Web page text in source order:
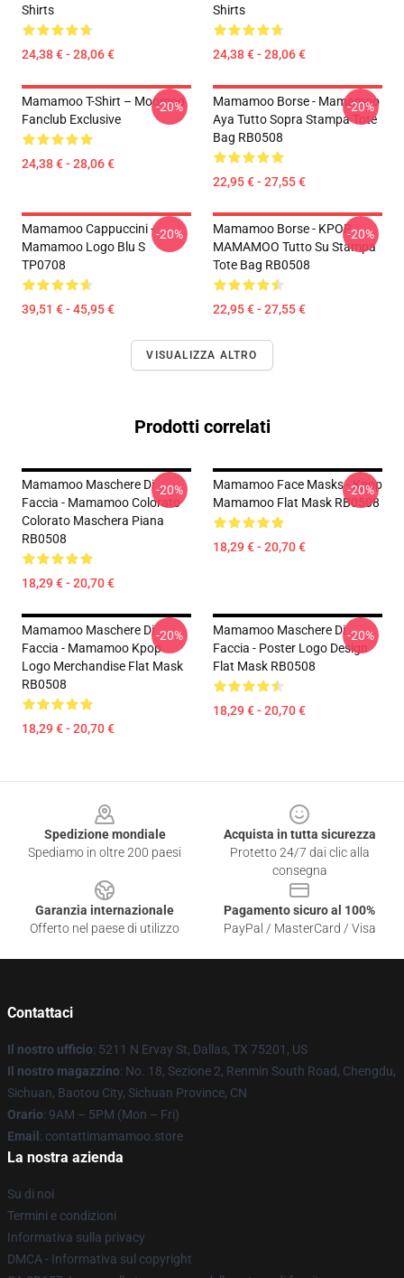
Shirts
24,38 € - 28,06 €
Shirts
24,38 € - 28,06 €
Mamamoo T-Shirt – Moomoo
Fanclub Exclusive
24,38 € - 28,06 €
-20%
Mamamoo Borse - Mamamoo
Aya Tutto Sopra Stampa Tote
Bag RB0508
22,95 € - 27,55 €
-20%
Mamamoo Cappuccini -
Mamamoo Logo Blu S
TP0708
39,51 € - 45,95 €
-20%
Mamamoo Borse - KPOP
MAMAMOO Tutto Su Stampa
Tote Bag RB0508
22,95 € - 27,55 €
-20%
VISUALIZZA ALTRO
Prodotti correlati
Mamamoo Maschere Di
Faccia - Mamamoo Colorato
Colorato Maschera Piana
RB0508
18,29 € - 20,70 €
-20%
Mamamoo Face Masks - Kpop
Mamamoo Flat Mask RB0508
18,29 € - 20,70 €
-20%
Mamamoo Maschere Di
Faccia - Mamamoo Kpop
Logo Merchandise Flat Mask
RB0508
18,29 € - 20,70 €
-20%
Mamamoo Maschere Di
Faccia - Poster Logo Design
Flat Mask RB0508
18,29 € - 20,70 €
-20%
Spedizione mondiale
Spediamo in oltre 200 paesi
Acquista in tutta sicurezza
Protetto 24/7 dai clic alla
consegna
Garanzia internazionale
Offerto nel paese di utilizzo
Pagamento sicuro al 100%
PayPal / MasterCard / Visa
Contattaci
Il nostro ufficio: 5211 N Ervay St, Dallas, TX 75201, US
Il nostro magazzino: No. 18, Sezione 2, Renmin South Road, Chengdu,
Sichuan, Baotou City, Sichuan Province, CN
Orario: 9AM – 5PM (Mon – Fri)
Email : contattimamamoo.store
La nostra azienda
Su di noi
Termini e condizioni
Informativa sulla privacy
DMCA - Informativa sul copyright